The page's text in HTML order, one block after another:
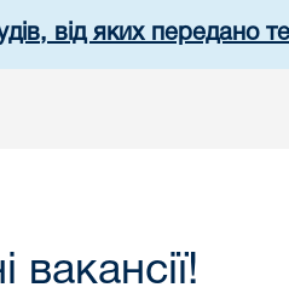
від яких передано
вакансії!